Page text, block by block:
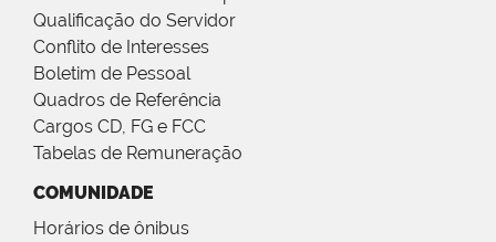
Qualificação do Servidor
Conflito de Interesses
Boletim de Pessoal
Quadros de Referência
Cargos CD, FG e FCC
Tabelas de Remuneração
COMUNIDADE
Horários de ônibus